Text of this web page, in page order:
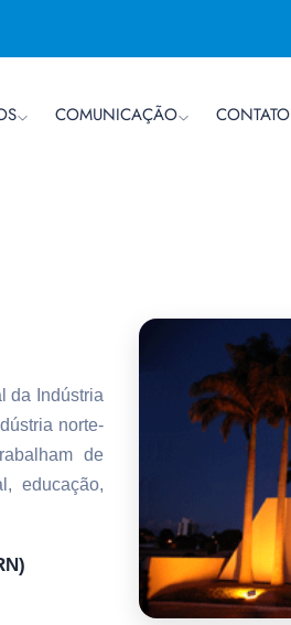
COMUNICAÇÃO CONTATO
da Indústria
norte-
de
educação,